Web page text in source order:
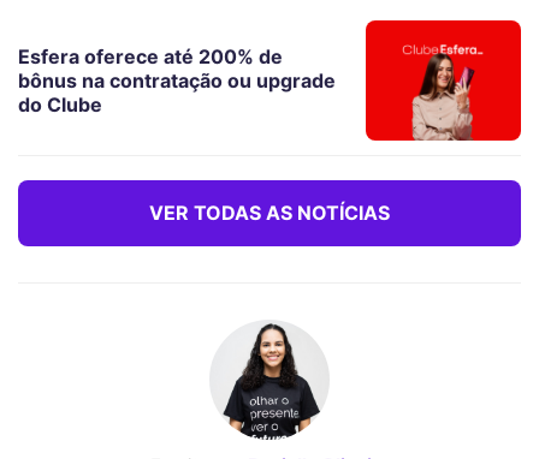
Esfera oferece até 200% de
bônus na contratação ou upgrade
do Clube
VER TODAS AS NOTÍCIAS